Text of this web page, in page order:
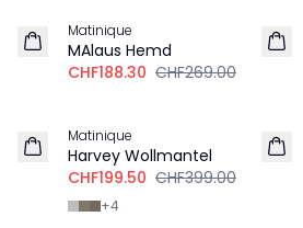
LEINEN
Matinique
MAlaus Hemd
CHF188.30 CHF269.00
Matinique
Harvey Wollmantel
CHF199.50 CHF399.00
+4
-30%